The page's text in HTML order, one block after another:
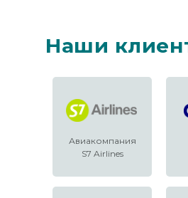
Авиакомпания
S7 Airlines
Наши